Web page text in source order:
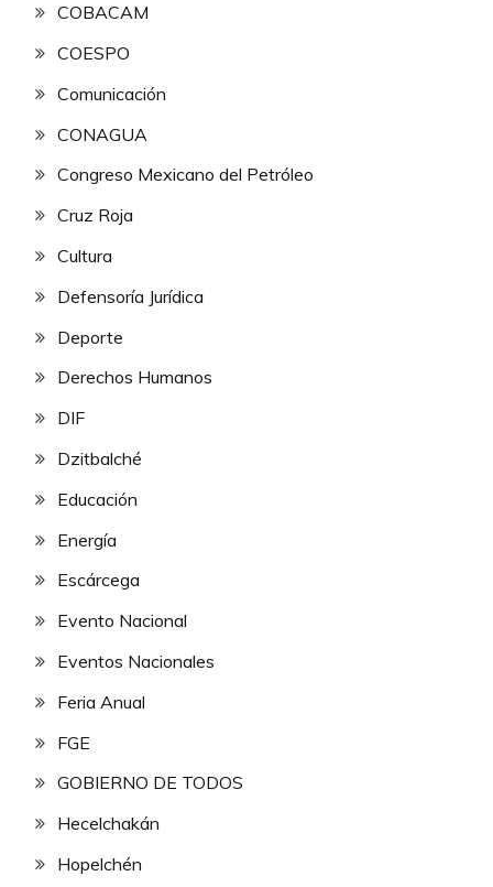
COBACAM
COESPO
Comunicación
CONAGUA
Congreso Mexicano del Petróleo
Cruz Roja
Cultura
Defensoría Jurídica
Deporte
Derechos Humanos
DIF
Dzitbalché
Educación
Energía
Escárcega
Evento Nacional
Eventos Nacionales
Feria Anual
FGE
GOBIERNO DE TODOS
Hecelchakán
Hopelchén